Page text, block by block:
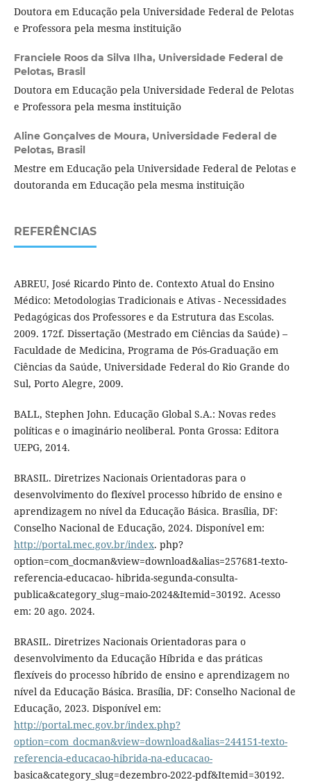
Doutora em Educação pela Universidade Federal de Pelotas
e Professora pela mesma instituição
Franciele Roos da Silva Ilha, Universidade Federal de
Pelotas, Brasil
Doutora em Educação pela Universidade Federal de Pelotas
e Professora pela mesma instituição
Aline Gonçalves de Moura, Universidade Federal de
Pelotas, Brasil
Mestre em Educação pela Universidade Federal de Pelotas e
doutoranda em Educação pela mesma instituição
REFERÊNCIAS
ABREU, José Ricardo Pinto de. Contexto Atual do Ensino
Médico: Metodologias Tradicionais e Ativas - Necessidades
Pedagógicas dos Professores e da Estrutura das Escolas.
2009. 172f. Dissertação (Mestrado em Ciências da Saúde) –
Faculdade de Medicina, Programa de Pós-Graduação em
Ciências da Saúde, Universidade Federal do Rio Grande do
Sul, Porto Alegre, 2009.
BALL, Stephen John. Educação Global S.A.: Novas redes
políticas e o imaginário neoliberal. Ponta Grossa: Editora
UEPG, 2014.
BRASIL. Diretrizes Nacionais Orientadoras para o
desenvolvimento do flexível processo híbrido de ensino e
aprendizagem no nível da Educação Básica. Brasília, DF:
Conselho Nacional de Educação, 2024. Disponível em:
http://portal.mec.gov.br/index. php?
option=com_docman&view=download&alias=257681-texto-
referencia-educacao- hibrida-segunda-consulta-
publica&category_slug=maio-2024&Itemid=30192. Acesso
em: 20 ago. 2024.
BRASIL. Diretrizes Nacionais Orientadoras para o
desenvolvimento da Educação Híbrida e das práticas
flexíveis do processo híbrido de ensino e aprendizagem no
nível da Educação Básica. Brasília, DF: Conselho Nacional de
Educação, 2023. Disponível em:
http://portal.mec.gov.br/index.php?
option=com_docman&view=download&alias=244151-texto-
referencia-educacao-hibrida-na-educacao-
basica&category_slug=dezembro-2022-pdf&Itemid=30192.